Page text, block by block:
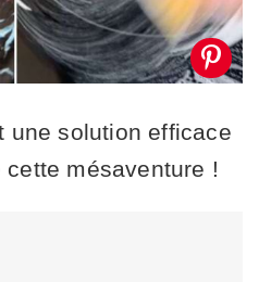
une solution efficace
mésaventure !